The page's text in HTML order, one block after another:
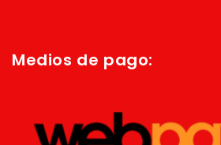
Medios de pago: